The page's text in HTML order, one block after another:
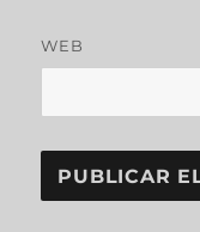
WEB